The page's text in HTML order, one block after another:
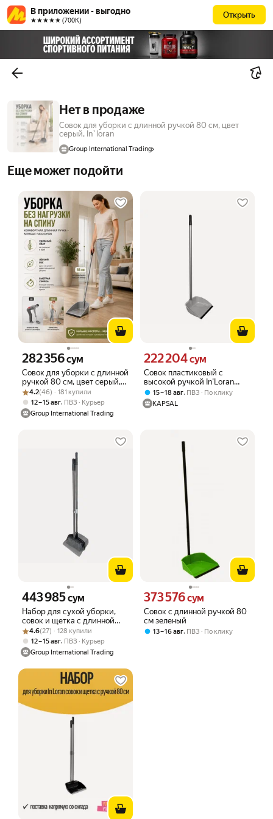
В приложении - выгодно
★★★★★ (700К)
Открыть
Нет в продаже
Совок для уборки с длинной ручкой 80 см, цвет
серый, In`loran
Group International Trading
Еще может подойти
Совок для уборки с длинной
ручкой 80 см, цвет серый,
In`loran
Цена 282356 сум вместо
282 356сум
Рейтинг товара: 4.2 из 5
Оценок: (46) · 181 купили
4.2(46) · 181 купили
12 – 15 авг, ПВЗ
Курьер
Group International Trading
Совок пластиковый с
высокой ручкой In'Loran
серый
Цена 222204 сум вместо
222 204сум
15 – 18 авг, ПВЗ
По клику
KAPSAL
Набор для сухой уборки,
совок и щетка с длинной
ручкой 80 см, серый,
In`loran
Цена 443985 сум вместо
443 985сум
Рейтинг товара: 4.6 из 5
Оценок: (27) · 128 купили
4.6(27) · 128 купили
12 – 15 авг, ПВЗ
Курьер
Group International Trading
Совок с длинной ручкой 80
см зеленый
Цена 373576 сум вместо
373 576сум
13 – 16 авг, ПВЗ По клику